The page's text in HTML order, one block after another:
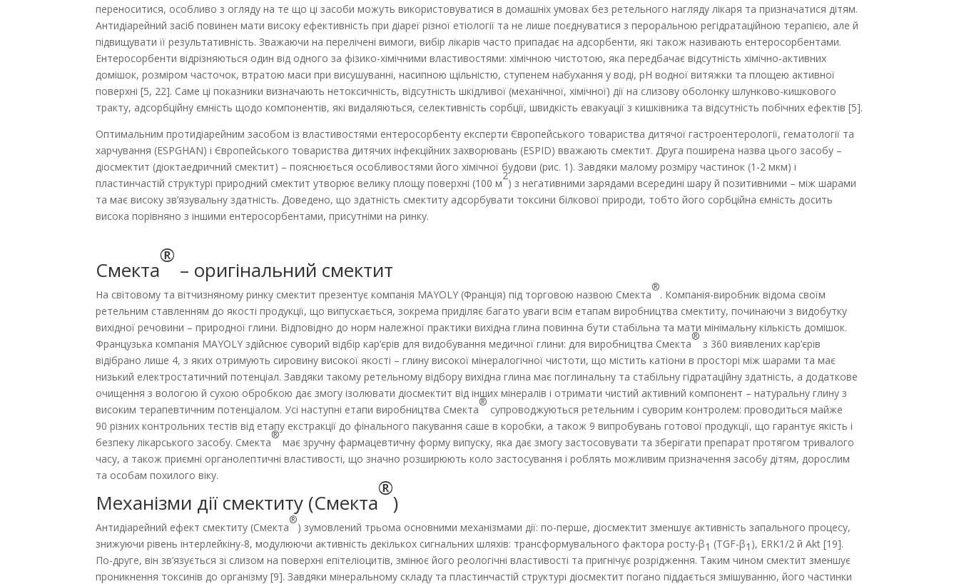
переноситися, особливо з огля­ду на те що ці засоби можуть використовуватися в домашніх умовах без ретельного нагляду лікаря та призначатися дітям.
Антидіарейний засіб пови­нен мати високу ефективність при діареї різної етіології та не лише поєднуватися з пероральною регідратаційною терапією, але й
підвищувати її результативність. Зважаючи на перелічені вимоги, вибір лікарів часто припадає на адсорбенти, які також називають ентеросорбентами.
Ентеросорбен­ти відрізняються один від одного за фізико-хімічними властивостями: хімічною чистотою, яка передбачає відсутність хімічно-активних
домішок, розміром часточок, втратою маси при висушуванні, насипною щільністю, ступенем набухання у воді, рН водної витяжки та площею активної
поверхні [5, 22]. Саме ці показники визначають неток­сичність, відсутність шкідливої (механічної, хімічної) дії на слизову оболонку шлунково-кишкового
тракту, адсорбційну ємність щодо компонентів, які видаляються, селективність сорбції, швидкість евакуації з кишківника та відсутність побічних ефектів [5].
Оптимальним протидіарейним засобом із влас­тивостями ентеросорбенту експерти Європейського товариства дитячої гастроентерології, гематології та
харчування (ESPGHAN) і Європейського товариства дитячих інфекційних захворювань (ESPID) вважають смектит. Друга поширена назва цього засобу –
діосмектит (діоктаедричний смектит) – пояснюється особливостями його хімічної будови (рис. 1). Завдяки малому розміру частинок (1-2 мкм) і
пластинчастій структурі природний смектит утворює велику площу поверхні (100 м
2
) з негативними зарядами всередині шару й позитивними – між шарами
та має високу зв’язувальну здат­ність. Доведено, що здатність смектиту адсорбувати токсини білкової природи, тобто його сорбційна ємність досить
висока порівняно з іншими ентеро­сорбентами, присутніми на ринку.
Смекта
®
– оригінальний смектит
На світовому та вітчизняному ринку смектит презентує компанія MAYOLY (Франція) під торговою назвою Смекта
®
. Компанія-виробник відома своїм
ретельним ставленням до якості продукції, що випускається, зокрема приділяє багато уваги всім етапам виробництва смектиту, починаючи з видобутку
вихідної речовини – природної глини. Відповідно до норм належної практики вихідна глина повинна бути стабільна та мати мінімальну кількість домішок.
Французька компанія MAYOLY здійснює суворий відбір кар’єрів для видобування медичної глини: для виробництва Смекта
®
з 360 виявлених кар’єрів
відібрано лише 4, з яких отримують сировину високої якості – глину високої мінералогічної чистоти, що містить катіони в просторі між шарами та має
низький електроста­тичний потенціал. Завдяки такому ретельному відбору вихідна глина має поглинальну та стабільну гідратаційну здатність, а додаткове
очищення з вологою й сухою обробкою дає змогу ізолювати діосмектит від інших мінералів і отримати чистий активний компонент – натуральну глину з
високим терапевтичним потенціалом. Усі наступні етапи виробництва Смекта
®
супроводжуються ретельним і суворим контролем: проводиться майже
90 різних контрольних тестів від етапу екстракції до фінального пакування саше в коробки, а також 9 випробувань готової продукції, що гарантує якість і
безпеку лікарського засобу. Смекта
®
має зручну фармацевтичну форму випуску, яка дає змогу застосовувати та зберігати препарат протягом тривалого
часу, а також приємні органолептичні власти­вості, що значно розширюють коло застосування і роблять можливим призначення засобу дітям, дорослим
та особам похилого віку.
Механізми дії смектиту (Смекта
®
)
Антидіарейний ефект смектиту (Смекта
®
) зумовлений трьома основними механізмами дії: по-перше, діосмектит зменшує активність запального процесу,
знижуючи рівень інтерлейкіну-8, модулюючи активність декількох сигнальних шляхів: транс­формувального фактора росту-β1 (TGF-β1 ), ERK1/2 й Akt [19].
По-друге, він зв’язується зі слизом на поверхні епітеліоцитів, змінює його реологічні властивості та пригнічує розрідження. Таким чином смектит зменшує
проникнення токсинів до організму [9]. Завдяки мінеральному складу та пластинчастій структурі діосмектит погано піддається змішуванню, його частинки